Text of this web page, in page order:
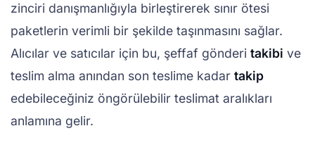
zinciri danışmanlığıyla birleştirerek sınır ötesi
paketlerin verimli bir şekilde taşınmasını sağlar.
Alıcılar ve satıcılar için bu, şeffaf gönderi takibi ve
teslim alma anından son teslime kadar takip
edebileceğiniz öngörülebilir teslimat aralıkları
anlamına gelir.